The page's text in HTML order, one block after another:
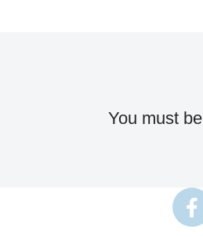
You must be